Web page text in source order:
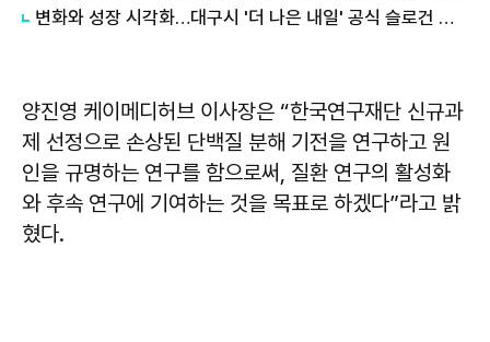
변화와 성장 시각화…대구시 '더 나은 내일' 공식 슬로건 디자인 공개
양진영 케이메디허브 이사장은 “한국연구재단 신규과
제 선정으로 손상된 단백질 분해 기전을 연구하고 원
인을 규명하는 연구를 함으로써, 질환 연구의 활성화
와 후속 연구에 기여하는 것을 목표로 하겠다”라고 밝
혔다.